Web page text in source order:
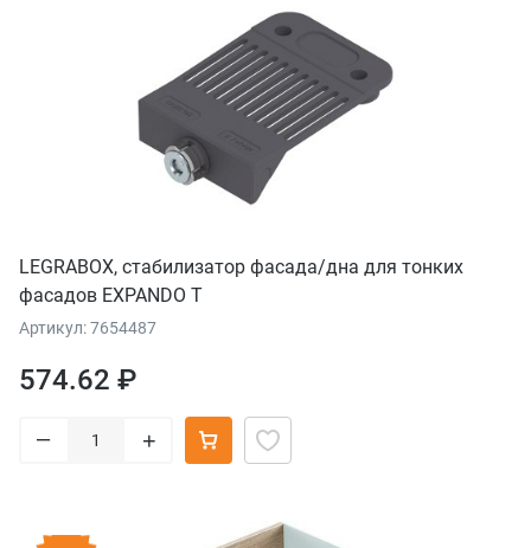
LEGRABOX, стабилизатор фасада/дна для тонких
фасадов EXPANDO T
Артикул: 7654487
574.62 ₽
– +